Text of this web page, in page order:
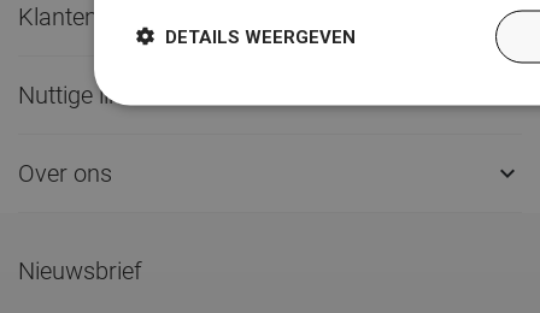
Klantenservice 
Nuttige links
Over ons 
Nieuwsbrief
DETAILS WEERGEVEN